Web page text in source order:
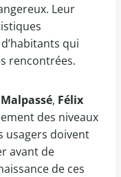
Leur
qui
rencontrées.
Malpassé, Félix
des niveaux
usagers doivent
avant de
de ces